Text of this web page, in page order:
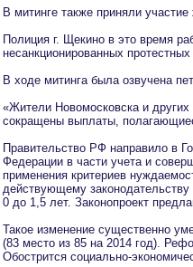
В митинге также приняли
Полиция г. Щекино в это время
несанкционированных
В ходе митинга была озвучена
«Жители Новомосковска и
сокращены выплаты,
Правительство РФ направило в
Федерации в части учета и
применения критериев
действующему законодательству
0 до 1,5 лет. Законопроект
Такое изменение существенно
(83 место из 85 на 2014 год).
Обострится социально-